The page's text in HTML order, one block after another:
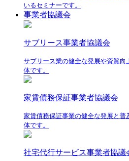
いるセミナーです。
事業者協議会
サブリース事業者協議会
サブリース業の健全な発展や資質向
体です。
家賃債務保証事業者協議会
家賃債務保証事業の健全な発展と普
体です。
社宅代行サービス事業者協議